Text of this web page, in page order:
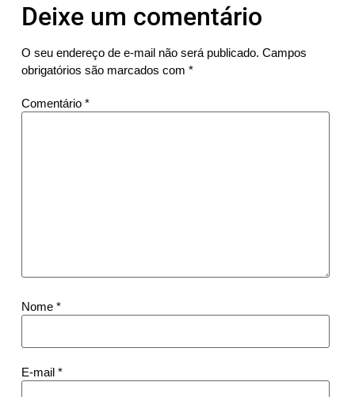
Deixe um comentário
O seu endereço de e-mail não será publicado. Campos
obrigatórios são marcados com *
Comentário *
Nome *
E-mail *